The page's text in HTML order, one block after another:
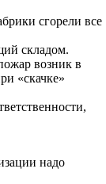
сгорели все
складом.
возник в
«скачке»
надо